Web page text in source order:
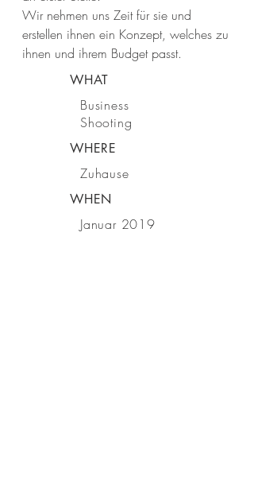
Wir nehmen uns Zeit für sie und
erstellen ihnen ein Konzept, welches zu
ihnen und ihrem Budget passt.
WHAT
Business
Shooting
WHERE
Zuhause
WHEN
Januar 2019